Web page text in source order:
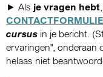
► Als je vragen hebt
cursus in je bericht.
ervaringen", onderaan
helaas niet